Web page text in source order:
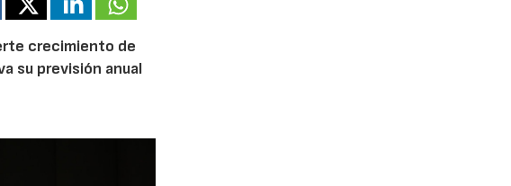
crecimiento de
su previsión anual